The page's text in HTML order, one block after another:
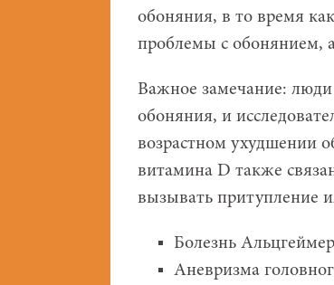
обоняния, в то время
проблемы с обонянием,
Важное замечание:
обоняния, и
возрастном ухудшении
витамина D также
вызывать притупление
Болезнь
Аневризма